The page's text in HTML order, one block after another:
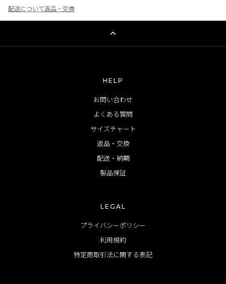
配送について返品・交換
HELP
お問い合わせ
よくある質問
サイズチャート
返品・交換
配送・納期
製品保証
LEGAL
プライバシーポリシー
利用規約
特定商取引法に関する表記